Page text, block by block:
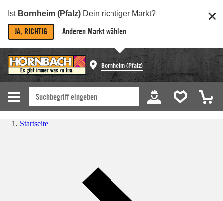
Ist Bornheim (Pfalz) Dein richtiger Markt?
JA, RICHTIG Anderen Markt wählen
Bornheim (Pfalz)
Startseite